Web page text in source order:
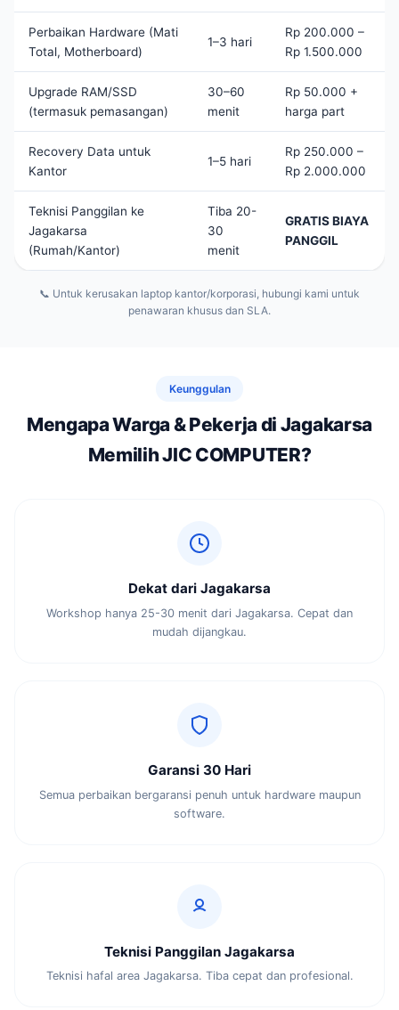
Perbaikan Hardware (Mati
Total, Motherboard)
1–3 hari
Rp 200.000 –
Rp 1.500.000
Upgrade RAM/SSD
(termasuk pemasangan)
30–60
menit
Rp 50.000 +
harga part
Recovery Data untuk
Kantor
1–5 hari
Rp 250.000 –
Rp 2.000.000
Teknisi Panggilan ke
Jagakarsa
(Rumah/Kantor)
Tiba 20-
30
menit
GRATIS BIAYA
PANGGIL
📞 Untuk kerusakan laptop kantor/korporasi, hubungi kami untuk
penawaran khusus dan SLA.
Keunggulan
Mengapa Warga & Pekerja di Jagakarsa
Memilih JIC COMPUTER?
Dekat dari Jagakarsa
Workshop hanya 25-30 menit dari Jagakarsa. Cepat dan
mudah dijangkau.
Garansi 30 Hari
Semua perbaikan bergaransi penuh untuk hardware maupun
software.
Teknisi Panggilan Jagakarsa
Teknisi hafal area Jagakarsa. Tiba cepat dan profesional.